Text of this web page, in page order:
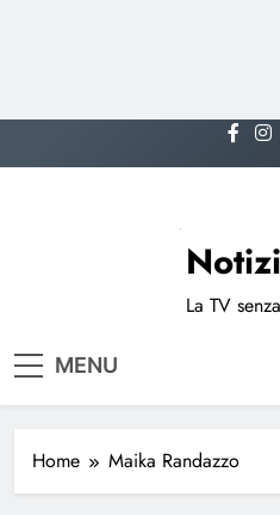
to
La TV
MENU
Home Maika Randazzo